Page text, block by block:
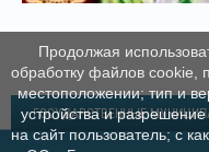
ГОСУДАРСТВЕННЫЕ
Продолжая
обработку файлов cookie,
местоположении; тип и
устройства и
на сайт пользователь; с